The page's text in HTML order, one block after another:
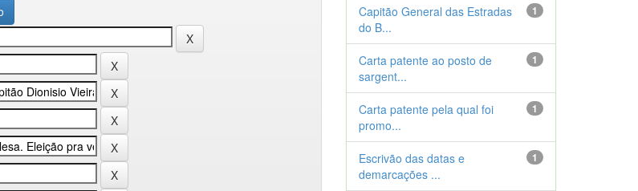
1
Capitão General das Estradas
do B...
1
Carta patente ao posto de
sargent...
1
Carta patente pela qual foi
promo...
1
Escrivão das datas e
demarcações ...